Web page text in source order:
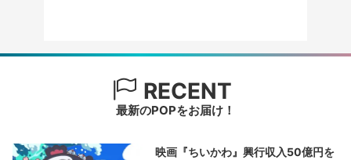
RECENT
最新のPOPをお届け！
映画『ちいかわ』興行収入50億円を